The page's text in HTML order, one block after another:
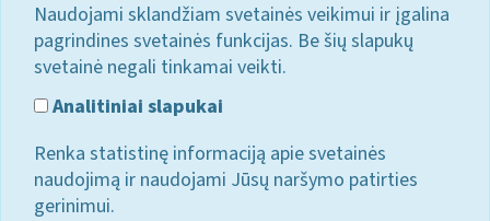
Naudojami sklandžiam svetainės veikimui ir įgalina
pagrindines svetainės funkcijas. Be šių slapukų
svetainė negali tinkamai veikti.
Analitiniai slapukai
Renka statistinę informaciją apie svetainės
naudojimą ir naudojami Jūsų naršymo patirties
gerinimui.